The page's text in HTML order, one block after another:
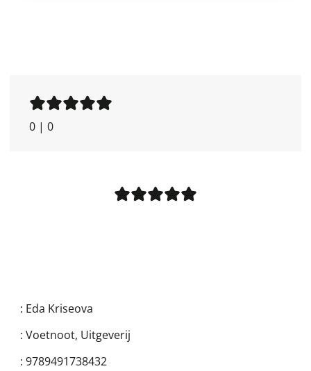
0 | 0
: Eda Kriseova
: Voetnoot, Uitgeverij
: 9789491738432